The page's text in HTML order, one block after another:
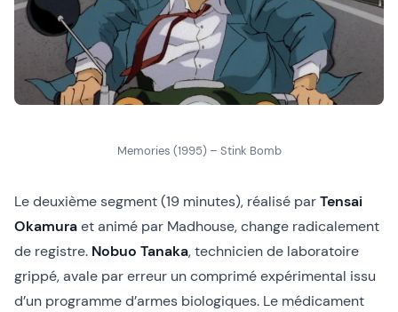
Memories (1995) – Stink Bomb
Le deuxième segment (19 minutes), réalisé parTensai
Okamuraet animé par Madhouse, change radicalement
de registre. Nobuo Tanaka, technicien de laboratoire
grippé, avale par erreur un comprimé expérimental issu
d’un programme d’armes biologiques. Le médicament